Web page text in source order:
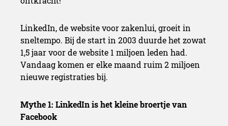
LinkedIn, de website voor zakenlui, groeit in
sneltempo. Bij de start in 2003 duurde het zowat
1,5 jaar voor de website 1 miljoen leden had.
Vandaag komen er elke maand ruim 2 miljoen
nieuwe registraties bij.
Mythe 1: LinkedIn is het kleine broertje van
Facebook